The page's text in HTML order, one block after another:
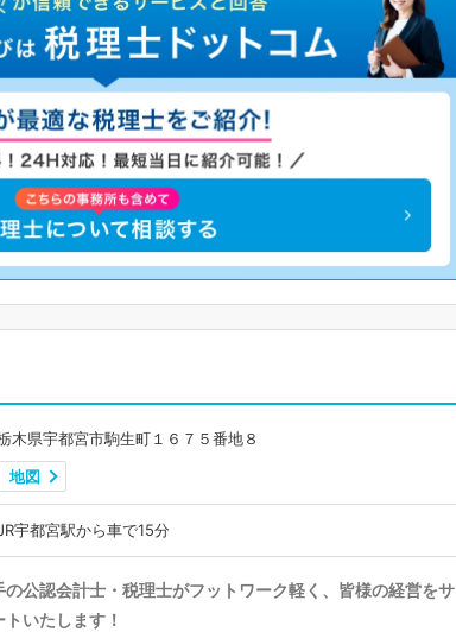
木県宇都宮市駒生町１６７５番地８
地図
宇都宮駅から車で15分
の公認会計士・税理士がフットワーク軽く、皆様の経営をサ
トいたします！